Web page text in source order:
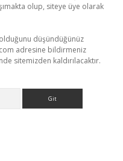
olup, siteye üye olarak
düşündüğünüz
adresine bildirmeniz
sitemizden kaldırılacaktır.